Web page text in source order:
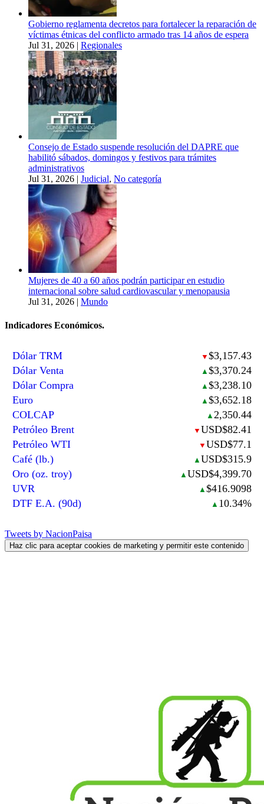
Gobierno reglamenta decretos para fortalecer la reparación de
víctimas étnicas del conflicto armado tras 14 años de espera
Jul 31, 2026 | Regionales
Consejo de Estado suspende resolución del DAPRE que
habilitó sábados, domingos y festivos para trámites
administrativos
Jul 31, 2026 | Judicial, No categoría
Mujeres de 40 a 60 años podrán participar en estudio
internacional sobre salud cardiovascular y menopausia
Jul 31, 2026 | Mundo
Indicadores Económicos.
Dólar TRM ▼ $3,157.43
Dólar Venta
▲ $3,370.24
Dólar Compra
▲ $3,238.10
Euro
▲ $3,652.18
COLCAP
▲ 2,350.44
Petróleo Brent
▼ USD$82.41
Petróleo WTI
▼ USD$77.1
Café (lb.)
▲ USD$315.9
Oro (oz. troy)
▲ USD$4,399.70
UVR
▲ $416.9098
DTF E.A. (90d)
▲ 10.34%
Tweets by NacionPaisa
Haz clic para aceptar cookies de marketing y permitir este contenido